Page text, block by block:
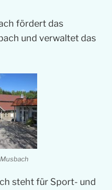
fördert das
und verwaltet das
steht für Sport- und